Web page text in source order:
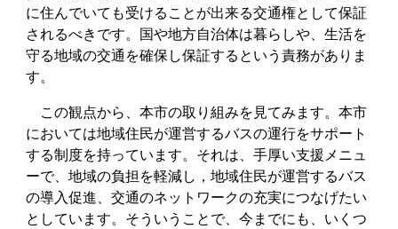
に住んでいても受けることが出来る交通権として保証
されるべきです。国や地方自治体は暮らしや、生活を
守る地域の交通を確保し保証するという責務がありま
す。
この観点から、本市の取り組みを見てみます。本市
においては地域住民が運営するバスの運行をサポート
する制度を持っています。それは、手厚い支援メニュ
ーで、地域の負担を軽減し，地域住民が運営するバス
の導入促進、交通のネットワークの充実につなげたい
としています。そういうことで、今までにも、いくつ